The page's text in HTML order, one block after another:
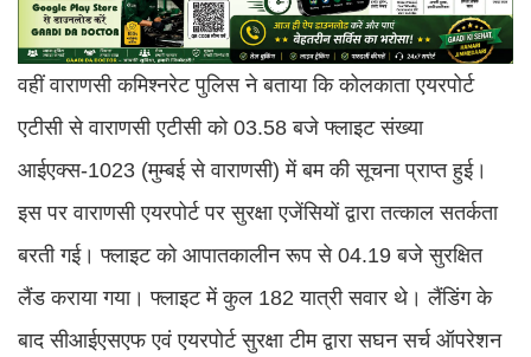
वहीं वाराणसी कमिश्नरेट पुलिस ने बताया कि कोलकाता एयरपोर्ट
एटीसी से वाराणसी एटीसी को 03.58 बजे फ्लाइट संख्या
आईएक्स-1023 (मुम्बई से वाराणसी) में बम की सूचना प्राप्त हुई।
इस पर वाराणसी एयरपोर्ट पर सुरक्षा एजेंसियों द्वारा तत्काल सतर्कता
बरती गई। फ्लाइट को आपातकालीन रूप से 04.19 बजे सुरक्षित
लैंड कराया गया। फ्लाइट में कुल 182 यात्री सवार थे। लैंडिंग के
बाद सीआईएसएफ एवं एयरपोर्ट सुरक्षा टीम द्वारा सघन सर्च ऑपरेशन